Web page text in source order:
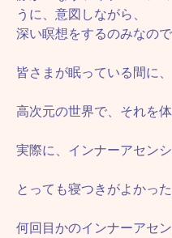
うに、意図しながら、
深い瞑想をするのみなので
皆さまが眠っている間に、
高次元の世界で、それを
実際に、インナーアセン
とっても寝つきがよかっ
何回目かのインナーアセ